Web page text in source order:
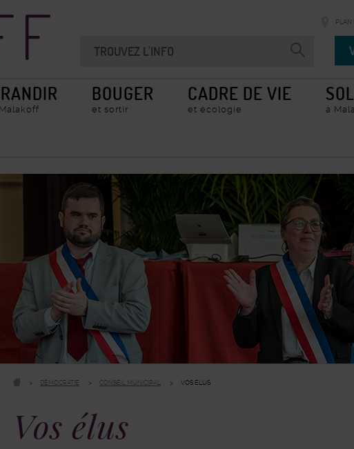
PLAN
Vous
BOUGER
et sortir
CADRE DE VIE
et écologie à
DÉMOCRATIE CONSEIL MUNICIPAL VOS ÉLUS
Vos élus